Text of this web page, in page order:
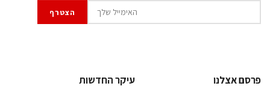
פרסם אצלנו
עיקר החדשות